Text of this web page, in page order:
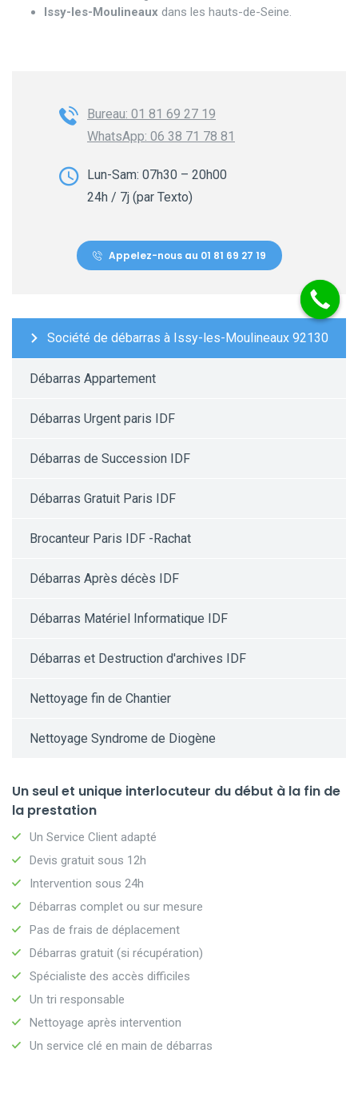
Issy-les-Moulineaux dans les hauts-de-Seine.
Bureau: 01 81 69 27 19
WhatsApp: 06 38 71 78 81
Lun-Sam: 07h30 – 20h00
24h / 7j (par Texto)
Appelez-nous au 01 81 69 27 19
Société de débarras à Issy-les-Moulineaux 92130
Débarras Appartement
Débarras Urgent paris IDF
Débarras de Succession IDF
Débarras Gratuit Paris IDF
Brocanteur Paris IDF -Rachat
Débarras Après décès IDF
Débarras Matériel Informatique IDF
Débarras et Destruction d'archives IDF
Nettoyage fin de Chantier
Nettoyage Syndrome de Diogène
Un seul et unique interlocuteur du début à la fin de
la prestation
Un Service Client adapté
Devis gratuit sous 12h
Intervention sous 24h
Débarras complet ou sur mesure
Pas de frais de déplacement
Débarras gratuit (si récupération)
Spécialiste des accès difficiles
Un tri responsable
Nettoyage après intervention
Un service clé en main de débarras